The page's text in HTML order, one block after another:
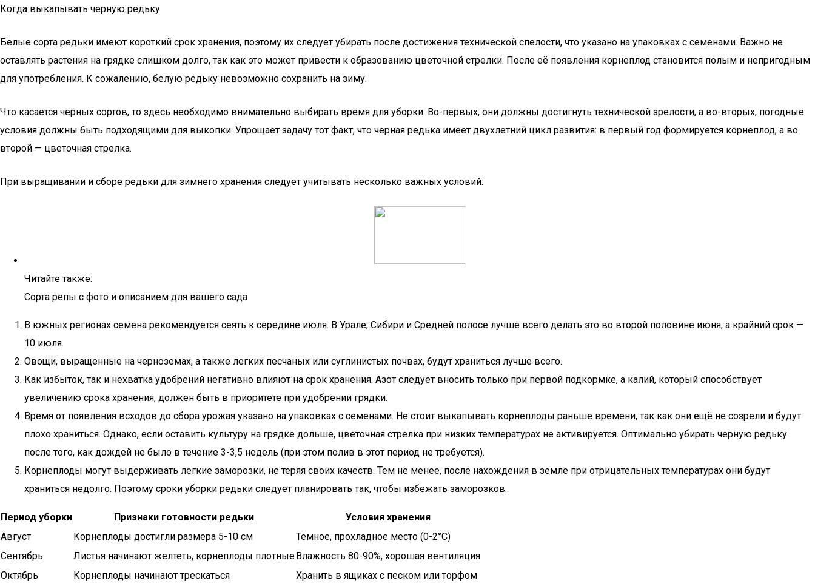
Когда выкапывать черную редьку
Белые сорта редьки имеют короткий срок хранения, поэтому их следует убирать после достижения технической спелости, что указано на упаковках с семенами. Важно не
оставлять растения на грядке слишком долго, так как это может привести к образованию цветочной стрелки. После её появления корнеплод становится полым и непригодным
для употребления. К сожалению, белую редьку невозможно сохранить на зиму.
Что касается черных сортов, то здесь необходимо внимательно выбирать время для уборки. Во-первых, они должны достигнуть технической зрелости, а во-вторых, погодные
условия должны быть подходящими для выкопки. Упрощает задачу тот факт, что черная редька имеет двухлетний цикл развития: в первый год формируется корнеплод, а во
второй — цветочная стрелка.
При выращивании и сборе редьки для зимнего хранения следует учитывать несколько важных условий:
Читайте также:
Сорта репы с фото и описанием для вашего сада
В южных регионах семена рекомендуется сеять к середине июля. В Урале, Сибири и Средней полосе лучше всего делать это во второй половине июня, а крайний срок —
10 июля.
Овощи, выращенные на черноземах, а также легких песчаных или суглинистых почвах, будут храниться лучше всего.
Как избыток, так и нехватка удобрений негативно влияют на срок хранения. Азот следует вносить только при первой подкормке, а калий, который способствует
увеличению срока хранения, должен быть в приоритете при удобрении грядки.
Время от появления всходов до сбора урожая указано на упаковках с семенами. Не стоит выкапывать корнеплоды раньше времени, так как они ещё не созрели и будут
плохо храниться. Однако, если оставить культуру на грядке дольше, цветочная стрелка при низких температурах не активируется. Оптимально убирать черную редьку
после того, как дождей не было в течение 3-3,5 недель (при этом полив в этот период не требуется).
Корнеплоды могут выдерживать легкие заморозки, не теряя своих качеств. Тем не менее, после нахождения в земле при отрицательных температурах они будут
храниться недолго. Поэтому сроки уборки редьки следует планировать так, чтобы избежать заморозков.
Период уборки Признаки готовности редьки
Условия хранения
Август
Корнеплоды достигли размера 5-10 см
Темное, прохладное место (0-2°C)
Сентябрь
Листья начинают желтеть, корнеплоды плотныеВлажность 80-90%, хорошая вентиляция
Октябрь
Корнеплоды начинают трескаться
Хранить в ящиках с песком или торфом